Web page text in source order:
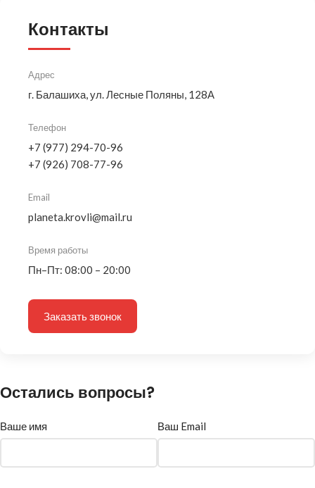
Контакты
Адрес
г. Балашиха, ул. Лесные Поляны, 128А
Телефон
+7 (977) 294-70-96
+7 (926) 708-77-96
Email
planeta.krovli@mail.ru
Время работы
Пн–Пт: 08:00 – 20:00
Заказать звонок
Остались вопросы?
Ваше имя Ваш Email